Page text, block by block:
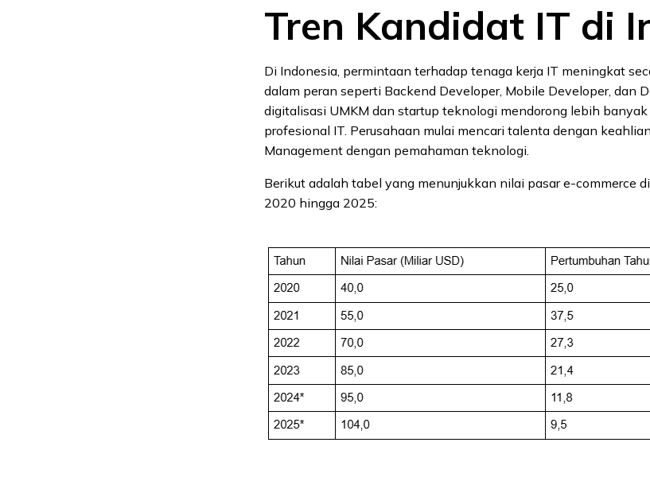
Tren Kandidat IT di
Di Indonesia, permintaan terhadap tenaga kerja IT meningkat
dalam peran seperti Backend Developer, Mobile Developer, dan
digitalisasi UMKM dan startup teknologi mendorong lebih banyak
profesional IT. Perusahaan mulai mencari talenta dengan
Management dengan pemahaman teknologi.
Berikut adalah tabel yang menunjukkan nilai pasar e-commerce
2020 hingga 2025: